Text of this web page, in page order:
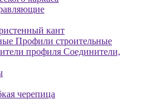
кант
Профили строительные
Соединители,
черепица